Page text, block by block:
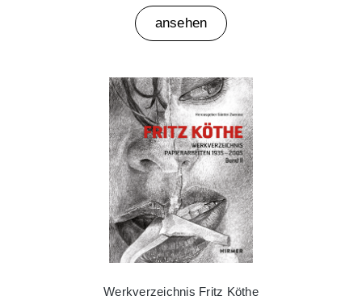
ansehen
Werkverzeichnis Fritz Köthe